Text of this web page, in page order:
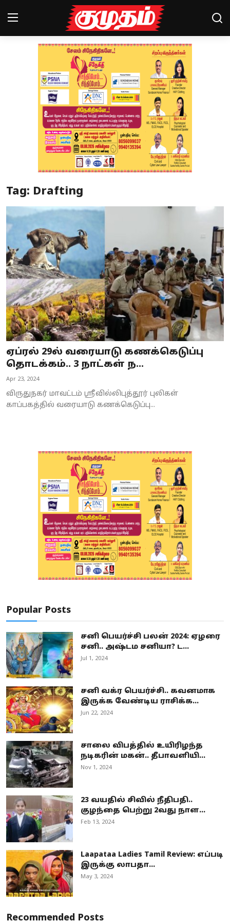
Magazines
Special Story
Business
Crime
Tamilnadu
National
World
Astrology
Spirituality
Weather
Tag: Drafting
ஏப்ரல் 29ல் வரையாடு கணக்கெடுப்பு
தொடக்கம்.. 3 நாட்கள் ந...
Apr 23, 2024
விருதுநகர் மாவட்டம் ஸ்ரீவில்லிபுத்தூர் புலிகள்
காப்பகத்தில் வரையாடு கணக்கெடுப்பு...
Popular Posts
சனி பெயர்ச்சி பலன் 2024: ஏழரை
சனி.. அஷ்டம சனியா? ட...
Jul 1, 2024
சனி வக்ர பெயர்ச்சி.. கவனமாக
இருக்க வேண்டிய ராசிக்க...
Jun 22, 2024
சாலை விபத்தில் உயிரிழந்த
நடிகரின் மகன்.. தீபாவளியி...
Nov 1, 2024
23 வயதில் சிவில் நீதிபதி..
குழந்தை பெற்று 2வது நாள...
Feb 13, 2024
Laapataa Ladies Tamil Review: எப்படி
இருக்கு லாபதா...
May 3, 2024
Recommended Posts